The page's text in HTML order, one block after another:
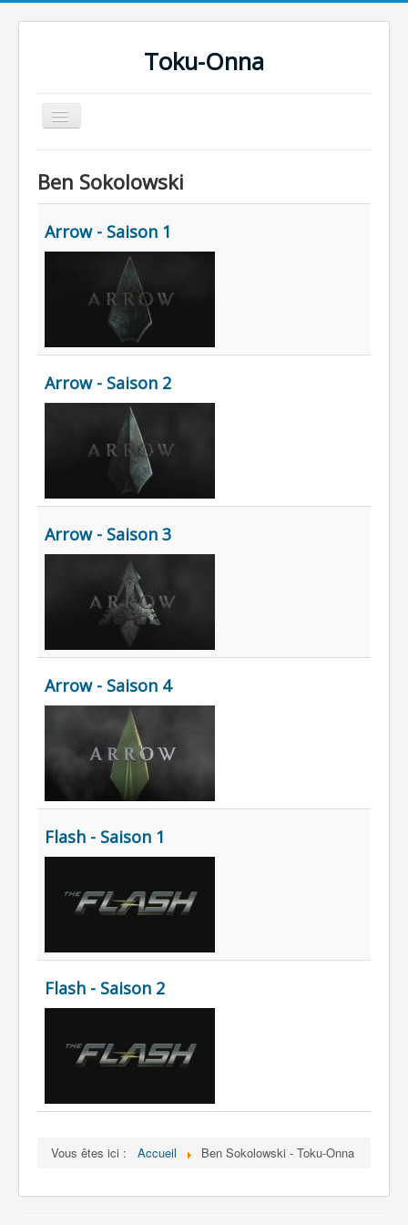
Toku-Onna
Basculer
la
Toku-Actrices
Toku-Critiques
Séries
Dessins
Artiste Asperger
Lexique
Ben Sokolowski
Arrow - Saison 1
Arrow - Saison 2
Arrow - Saison 3
Arrow - Saison 4
Flash - Saison 1
Flash - Saison 2
Vous êtes ici : Accueil Ben Sokolowski - Toku-Onna